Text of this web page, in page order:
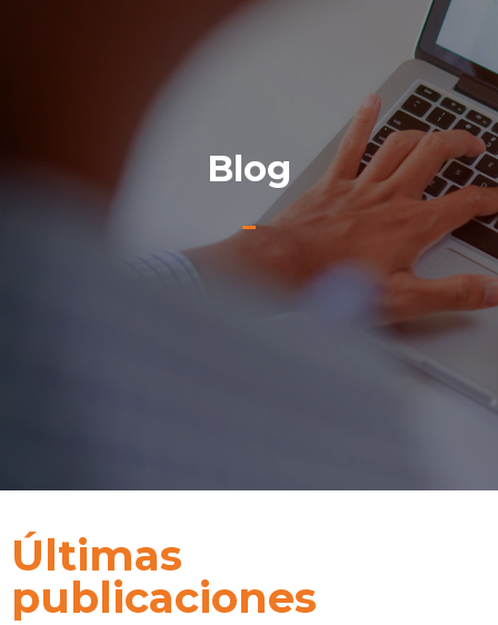
Blog
Últimas
publicaciones